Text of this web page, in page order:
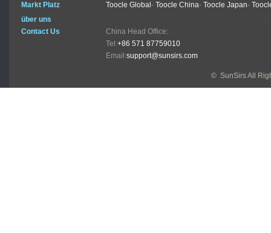
Markt Platz
Toocle Global - Toocle China- Toocle Japan-
über uns
Contact Us
China Head Office:
Tel:+86 571 87759010
Email:support@sunsirs.com
© SunSirs All